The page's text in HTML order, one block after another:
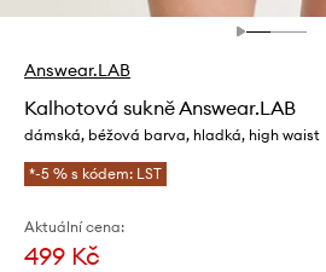
Answear.LAB
Kalhotová sukně Answear.LAB
dámská, béžová barva, hladká, high waist
*-5 % s kódem: LST
Aktuální cena:
499 Kč